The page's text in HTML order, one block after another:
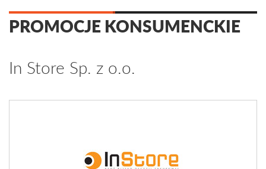
PROMOCJE KONSUMENCKIE
In Store Sp. z o.o.